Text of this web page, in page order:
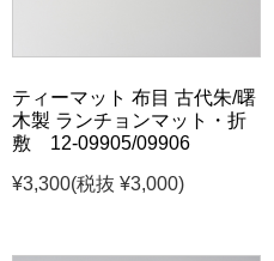
ティーマット 布目 古代朱/曙
木製 ランチョンマット・折
敷 12-09905/09906
¥3,300(税抜 ¥3,000)